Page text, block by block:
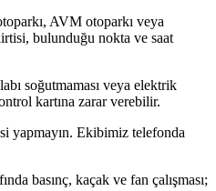
AVM otoparkı veya
bulunduğu nokta ve saat
soğutmaması veya elektrik
kartına zarar verebilir.
yapmayın. Ekibimiz telefonda
basınç, kaçak ve fan çalışması;